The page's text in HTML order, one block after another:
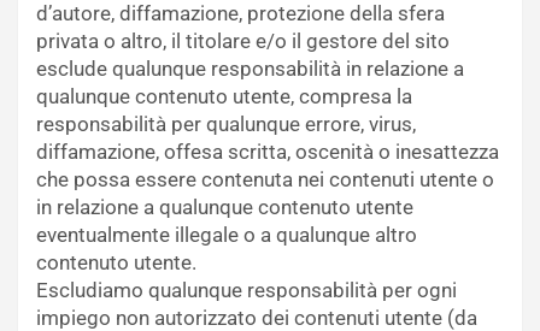
d’autore, diffamazione, protezione della sfera
privata o altro, il titolare e/o il gestore del sito
esclude qualunque responsabilità in relazione a
qualunque contenuto utente, compresa la
responsabilità per qualunque errore, virus,
diffamazione, offesa scritta, oscenità o inesattezza
che possa essere contenuta nei contenuti utente o
in relazione a qualunque contenuto utente
eventualmente illegale o a qualunque altro
contenuto utente.
Escludiamo qualunque responsabilità per ogni
impiego non autorizzato dei contenuti utente (da